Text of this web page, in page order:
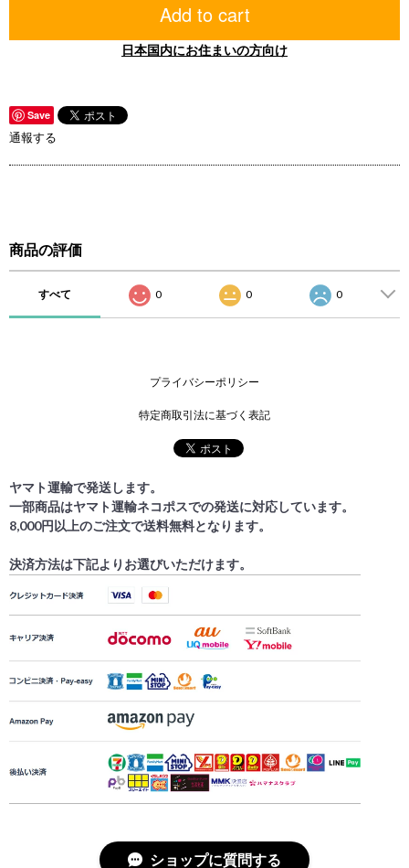
Add to cart
日本国内にお住まいの方向け
Save
通報する
商品の評価
すべて 0 0 0
プライバシーポリシー
特定商取引法に基づく表記
ヤマト運輸で発送します。
一部商品はヤマト運輸ネコポスでの発送に対応しています。
8,000円以上のご注文で送料無料となります。
決済方法は下記よりお選びいただけます。
ショップに質問する